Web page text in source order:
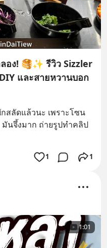
อง! 🥞✨ รีวิว Sizzler
และสายหวานบอก
สลัดแล้วนะ เพราะโซน
มันจึ้งมาก ถ่ายรูปทำคลิป
1 1
1:01